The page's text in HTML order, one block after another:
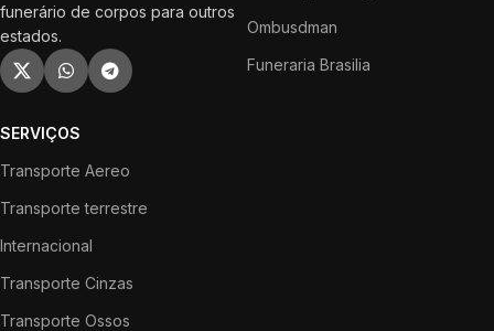
funerário de corpos para outros
estados.
Ombusdman
Funeraria Brasilia
SERVIÇOS
Transporte Aereo
Transporte terrestre
Internacional
Transporte Cinzas
Transporte Ossos